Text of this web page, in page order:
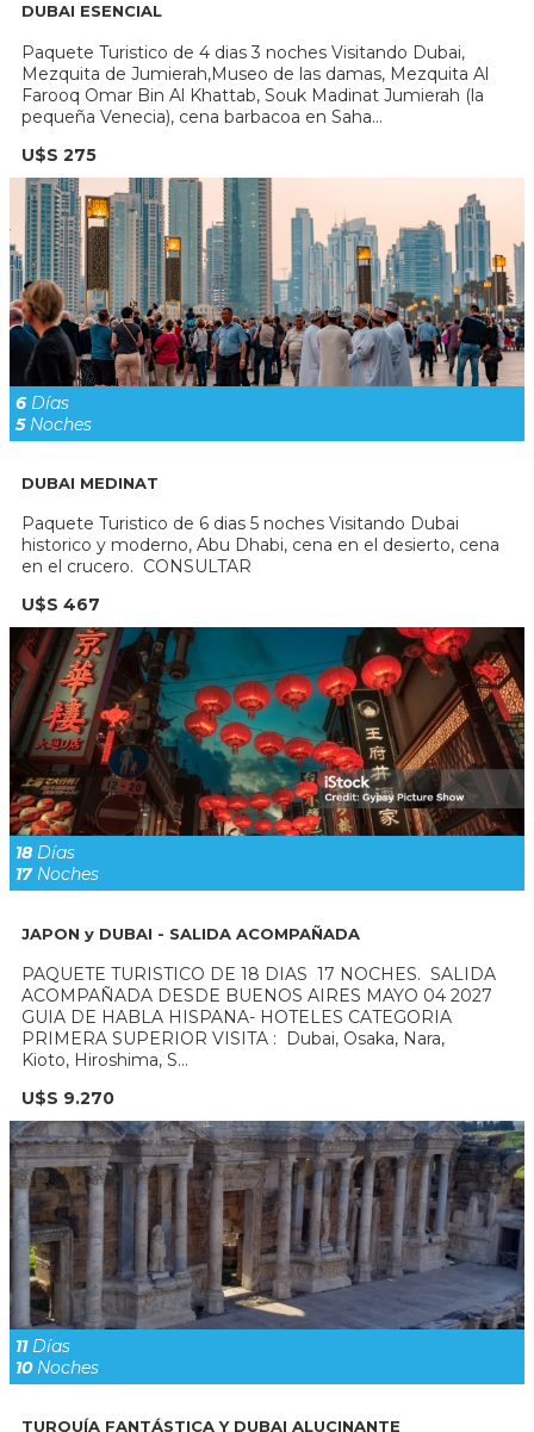
DUBAI ESENCIAL
Paquete Turistico de 4 dias 3 noches Visitando Dubai,
Mezquita de Jumierah,Museo de las damas, Mezquita Al
Farooq Omar Bin Al Khattab, Souk Madinat Jumierah (la
pequeña Venecia), cena barbacoa en Saha...
U$S 275
6 Días
5Noches
DUBAI MEDINAT
Paquete Turistico de 6 dias 5 noches Visitando Dubai
historico y moderno, Abu Dhabi, cena en el desierto, cena
en el crucero. CONSULTAR
U$S 467
18 Días
17Noches
JAPON y DUBAI - SALIDA ACOMPAÑADA
PAQUETE TURISTICO DE 18 DIAS 17 NOCHES. SALIDA
ACOMPAÑADA DESDE BUENOS AIRES MAYO 04 2027
GUIA DE HABLA HISPANA- HOTELES CATEGORIA
PRIMERA SUPERIOR VISITA : Dubai, Osaka, Nara,
Kioto, Hiroshima, S...
U$S 9.270
11Días
10Noches
TURQUÍA FANTÁSTICA Y DUBAI ALUCINANTE